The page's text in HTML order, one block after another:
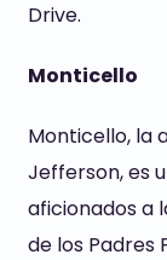
Drive.
Monticello
Monticello, la
Jefferson, es
aficionados a
de los Padres